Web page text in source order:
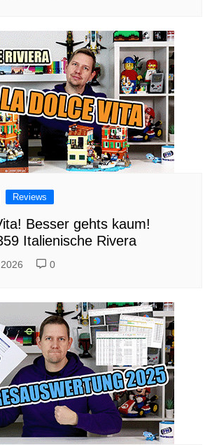
Reviews
Besser gehts kaum!
Italienische Rivera
0